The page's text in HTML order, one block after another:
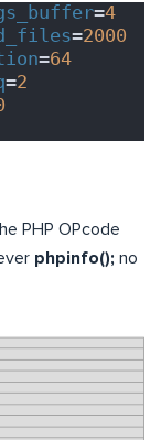
=4
=2000
=64
=2
PHP OPcode
phpinfo(); no